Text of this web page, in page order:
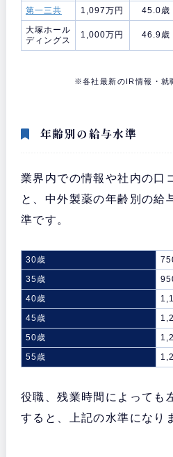
第一三共 1,097万円 45.0歳
大塚ホール
ディングス
1,000万円 46.9歳
※各社最新のIR情報・就
年齢別の給与水準
業界内での情報や社内の口
と、中外製薬の年齢別の給
準です。
30歳
35歳
40歳
45歳
50歳
55歳
役職、残業時間によっても
すると、上記の水準になり